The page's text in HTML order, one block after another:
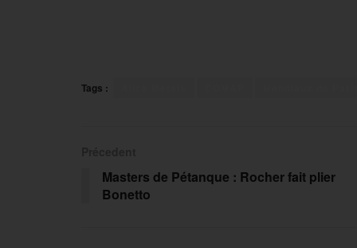
Tags :
Masters de Pétanque : Rocher fait plier
Bonetto